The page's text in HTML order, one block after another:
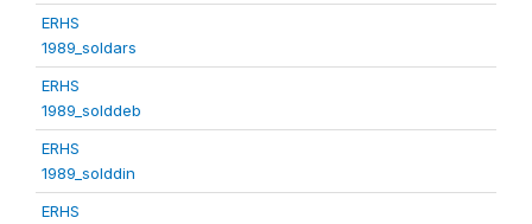
ERHS
1989_soldars
ERHS
1989_solddeb
ERHS
1989_solddin
ERHS